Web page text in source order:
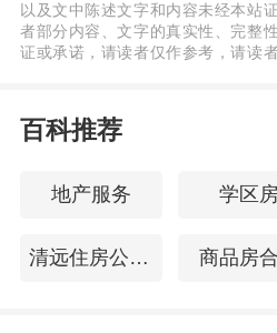
献。中国金茂在中国
相。
作为全球首个以供应链
作，尤其关注绿色低碳
详细 >>
以及文中陈述文字和内容未经本站
者部分内容、文字的真实性、完整
证或承诺，请读者仅作参考，请读
百科推荐
地产服务 学区
清远住房公积金查询 商品房